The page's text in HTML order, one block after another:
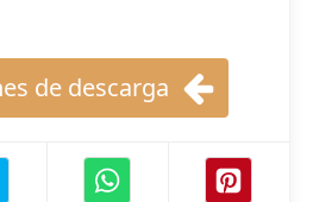
de descarga